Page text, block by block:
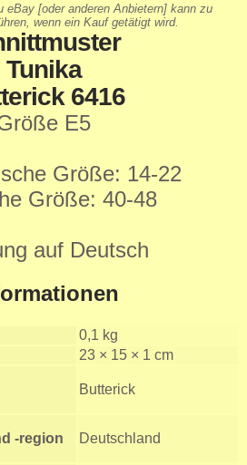
[oder anderen Anbietern] kann zu
wenn ein Kauf getätigt wird.
Tunika
6416
E5
Größe: 14-22
Größe: 40-48
auf Deutsch
0,1 kg
23 × 15 × 1 cm
Butterick
-region Deutschland